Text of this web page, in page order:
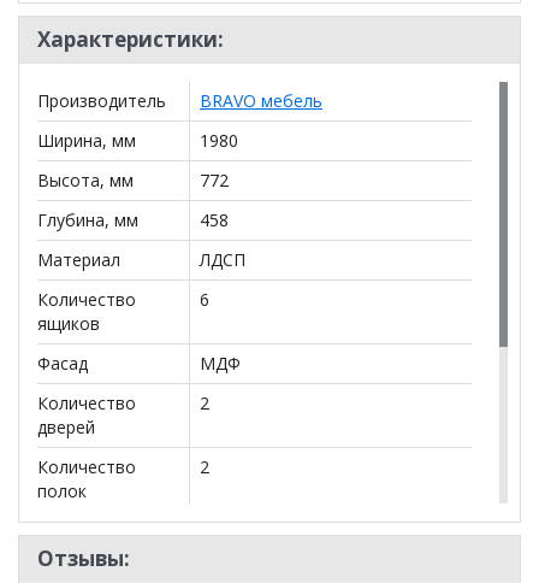
*Дополнительную информацию о том, как купить
Гориция (лак лён) комод 6 ящиков 2 двери
уточняйте у нашего менеджера по телефону
**Цены на официальном сайте100диванов.com
действительны только для интернет-магазина
могут отличаться от цен в розничных магазинах-
салонах сети!
Характеристики:
Производитель
BRAVO мебель
Ширина, мм
1980
Высота, мм
772
Глубина, мм
458
Материал
ЛДСП
Количество
ящиков
6
Фасад
МДФ
Количество
дверей
2
Количество
полок
2
Цвет фасадов
Лен
Бренд
Отзывы: